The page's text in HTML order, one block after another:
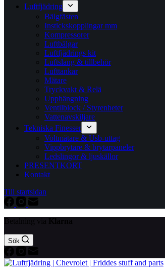
Luftfjädring
Bälgfästen
Instickskopplingar mm
Kompressorer
Luftbälgar
Luftfjädrings kit
Luftslang & tillbehör
Lufttankar
Mätare
Tryckvakt & Relä
Upphängning
Ventilblock / Styrenheter
Vattenavskiljare
Tekniska Finesser
Voltmätare & Usb-uttag
Vippbrytare & brytarpaneler
Ledslingor & ljuskällor
PRESENTKORT
Kontakt
Till startsidan
Sök